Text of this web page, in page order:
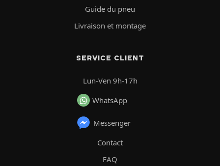
Guide du pneu
Livraison et montage
SERVICE CLIENT
Lun-Ven 9h-17h
WhatsApp
Messenger
Contact
FAQ